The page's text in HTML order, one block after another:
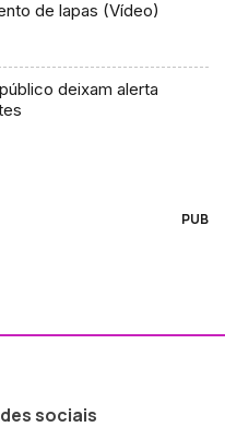
de lapas (Vídeo)
deixam alerta
PUB
sociais